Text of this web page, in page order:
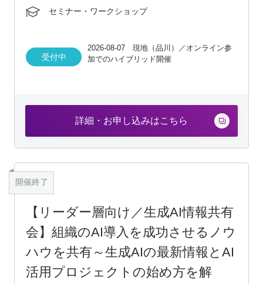
セミナー・ワークショップ
受付中
2026-08-07 現地（品川）／オンライン参
加でのハイブリッド開催
詳細・お申し込みはこちら
開催終了
【リーダー層向け／生成AI情報共有
会】組織のAI導入を成功させるノウ
ハウを共有～生成AIの最新情報とAI
活用プロジェクトの始め方を解